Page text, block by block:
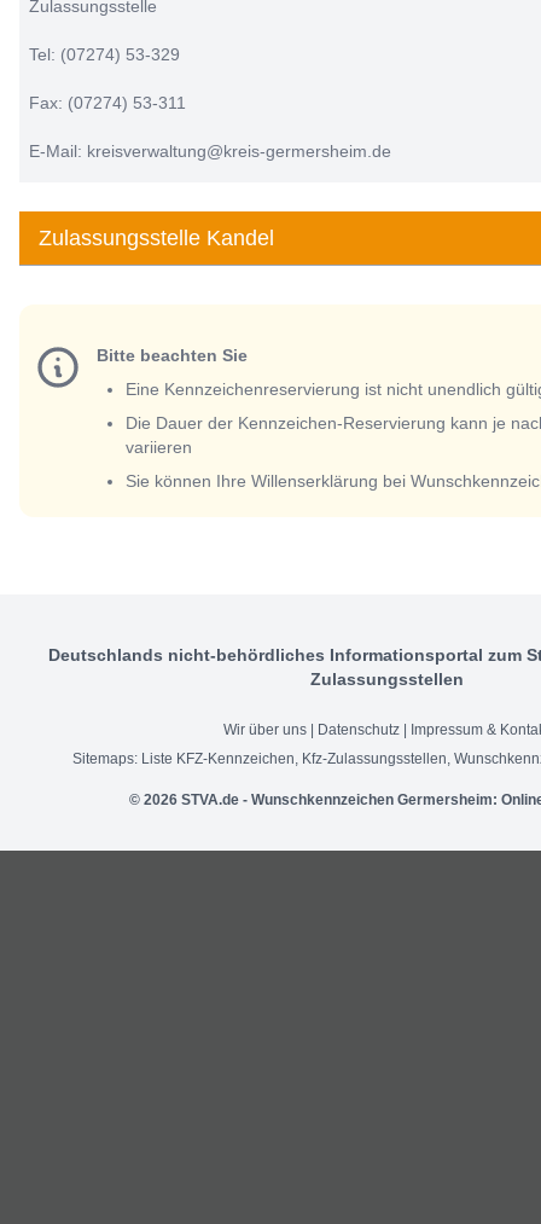
Zulassungsstelle
Tel: (07274) 53-329
Fax: (07274) 53-311
E-Mail: kreisverwaltung@kreis-germersheim.de
Zulassungsstelle Kandel
Bitte beachten Sie
Eine Kennzeichenreservierung ist nicht unendlich
Die Dauer der Kennzeichen-Reservierung kann je
variieren
Sie können Ihre Willenserklärung bei
Deutschlands nicht-behördliches Informationsportal zum
Zulassungsstellen
Wir über uns Datenschutz
Impressum &
Sitemaps: Liste KFZ-Kennzeichen, Kfz-Zulassungsstellen,
© 2026 STVA.de - Wunschkennzeichen Germersheim: